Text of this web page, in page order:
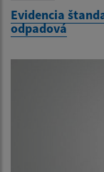
Evidencia
odpadová